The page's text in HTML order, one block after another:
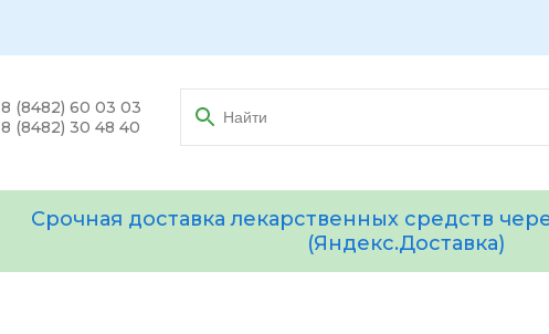
8 (8482) 60 03 03
8 (8482) 30 48 40
Срочная доставка лекарственных средств
(Яндекс.Доставка)